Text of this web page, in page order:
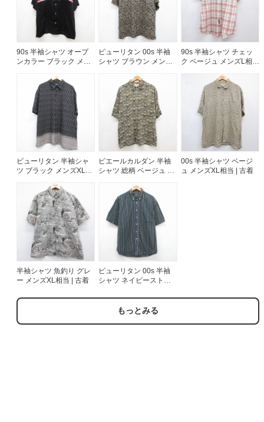
90s 半袖シャツ オープ
ンカラー ブラック メン
ピューリタン 00s 半袖
シャツ ブラウン メンズL
90s 半袖シャツ チェッ
ク ベージュ メンズL相当
ピューリタン 半袖シャ
ツ ブラック メンズXL相
ピエールカルダン 半袖
シャツ 総柄 ベージュ メ
00s 半袖シャツ ベージ
ュ メンズXL相当 | 古着
半袖シャツ 魚釣り グレ
ー メンズXL相当 | 古着
ピューリタン 00s 半袖
シャツ ネイビーストラ
着
もっとみる